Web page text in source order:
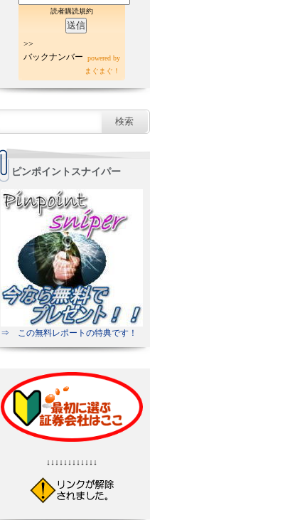
読者購読規約
>>
バックナンバー
powered by
まぐまぐ！
ピンポイントスナイパー
⇒ この無料レポートの特典です！
↓↓↓↓↓↓↓↓↓↓↓↓